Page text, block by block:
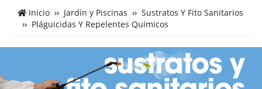
Cientos
de
de
Y
Inicio Jardín y Piscinas
Sustratos Y Fito Sanitarios
Pláguicidas Y Repelentes Químicos